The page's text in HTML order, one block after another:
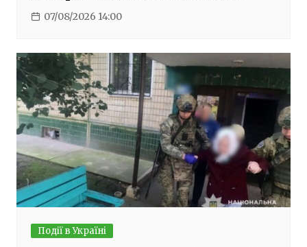
07/08/2026 14:00
Події в Україні